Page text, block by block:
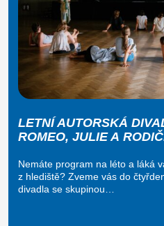
LETNÍ AUTORSKÁ
ROMEO, JULIE A
Nemáte program na léto a láká
z hlediště? Zveme vás do
divadla se skupinou…